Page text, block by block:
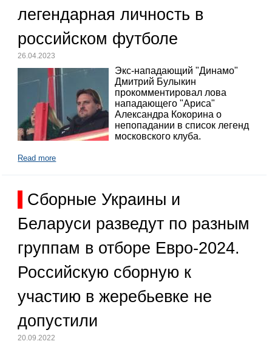
легендарная личность в
российском футболе
26.04.2023
Экс-нападающий "Динамо"
Дмитрий Булыкин
прокомментировал лова
нападающего "Ариса"
Александра Кокорина о
непопадании в список легенд
московского клуба.
Read more
Сборные Украины и
Беларуси разведут по разным
группам в отборе Евро-2024.
Российскую сборную к
участию в жеребьевке не
допустили
20.09.2022